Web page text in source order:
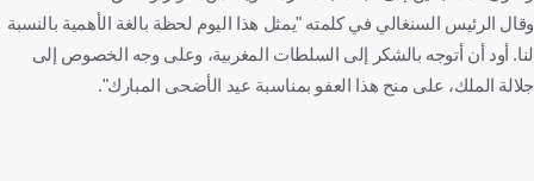
وقال الرئيس السنغالي في كلمته "يمثل هذا اليوم لحظة بالغة الأهمية بالنسبة
لنا. أود أن أتوجه بالشكر إلى السلطات المغربية، وعلى وجه الخصوص إلى
جلالة الملك، على منح هذا العفو بمناسبة عيد الأضحى المبارك".